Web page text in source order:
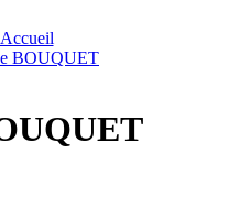
Accueil
BOUQUET